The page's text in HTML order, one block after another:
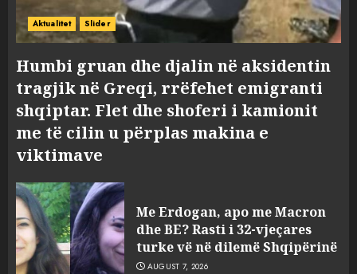
Aktualitet Slider
Humbi gruan dhe djalin në aksidentin
tragjik në Greqi, rrëfehet emigranti
shqiptar. Flet dhe shoferi i kamionit
me të cilin u përplas makina e
viktimave
Me Erdogan, apo me Macron
dhe BE? Rasti i 32-vjeçares
turke vë në dilemë Shqipërinë
AUGUST 7, 2026